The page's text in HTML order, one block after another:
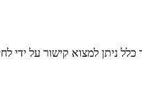
ניתן למצוא קישור על ידי